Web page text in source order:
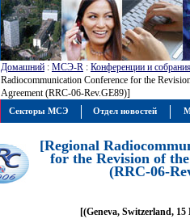
Домашний : МСЭ-R : Конференции и
Radiocommunication Conference for the
Agreement (RRC-06-Rev.GE89)]
[Regional
for the Revision of
(RRC-06-
[(Geneva, Switzerland, 15
Секторы МСЭ Отдел новостей